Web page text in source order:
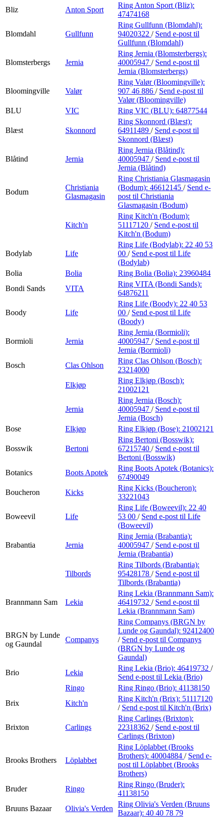
Bliz
Anton Sport
Ring Anton Sport (Bliz):
47474168
Blomdahl Gullfunn
Ring Gullfunn (Blomdahl):
94020322 / Send e-post til
Gullfunn (Blomdahl)
Blomsterbergs Jernia
Ring Jernia (Blomsterbergs):
40005947 / Send e-post til
Jernia (Blomsterbergs)
Bloomingville Valør
Ring Valør (Bloomingville):
907 46 886 / Send e-post til
Valør (Bloomingville)
BLU
VIC Ring VIC (BLU): 64877544
Blæst Skonnord
Ring Skonnord (Blæst):
64911489 / Send e-post til
Skonnord (Blæst)
Blåtind Jernia
Ring Jernia (Blåtind):
40005947 / Send e-post til
Jernia (Blåtind)
Bodum
Christiania
Glasmagasin
Ring Christiania Glasmagasin
(Bodum): 46612145 / Send e-
post til Christiania
Glasmagasin (Bodum)
Kitch'n
Ring Kitch'n (Bodum):
51117120 / Send e-post til
Kitch'n (Bodum)
Bodylab Life
Ring Life (Bodylab): 22 40 53
00 / Send e-post til Life
(Bodylab)
Bolia
Bolia Ring Bolia (Bolia): 23960484
Bondi Sands
VITA
Ring VITA (Bondi Sands):
64876211
Boody Life
Ring Life (Boody): 22 40 53
00 / Send e-post til Life
(Boody)
Bormioli Jernia
Ring Jernia (Bormioli):
40005947 / Send e-post til
Jernia (Bormioli)
Bosch
Clas Ohlson
Ring Clas Ohlson (Bosch):
23214000
Elkjøp
Ring Elkjøp (Bosch):
21002121
Jernia
Ring Jernia (Bosch):
40005947 / Send e-post til
Jernia (Bosch)
Bose
Elkjøp Ring Elkjøp (Bose): 21002121
Bosswik Bertoni
Ring Bertoni (Bosswik):
67215740 / Send e-post til
Bertoni (Bosswik)
Botanics
Boots Apotek
Ring Boots Apotek (Botanics):
67490049
Boucheron
Kicks
Ring Kicks (Boucheron):
33221043
Boweevil Life
Ring Life (Boweevil): 22 40
53 00 / Send e-post til Life
(Boweevil)
Brabantia Jernia
Ring Jernia (Brabantia):
40005947 / Send e-post til
Jernia (Brabantia)
Tilbords
Ring Tilbords (Brabantia):
95428178 / Send e-post til
Tilbords (Brabantia)
Brannmann Sam Lekia
Ring Lekia (Brannmann Sam):
46419732 / Send e-post til
Lekia (Brannmann Sam)
BRGN by Lunde
og Gaundal
Companys
Ring Companys (BRGN by
Lunde og Gaundal): 92412400
/ Send e-post til Companys
(BRGN by Lunde og
Gaundal)
Brio
Lekia
Ring Lekia (Brio): 46419732 /
Send e-post til Lekia (Brio)
Ringo
Ring Ringo (Brio): 41138150
Brix
Kitch'n
Ring Kitch'n (Brix): 51117120
/ Send e-post til Kitch'n (Brix)
Brixton Carlings
Ring Carlings (Brixton):
22318362 / Send e-post til
Carlings (Brixton)
Brooks Brothers Löplabbet
Ring Löplabbet (Brooks
Brothers): 40004884 / Send e-
post til Löplabbet (Brooks
Brothers)
Bruder
Ringo
Ring Ringo (Bruder):
41138150
Bruuns Bazaar
Olivia's Verden
Ring Olivia's Verden (Bruuns
Bazaar): 40 40 78 79